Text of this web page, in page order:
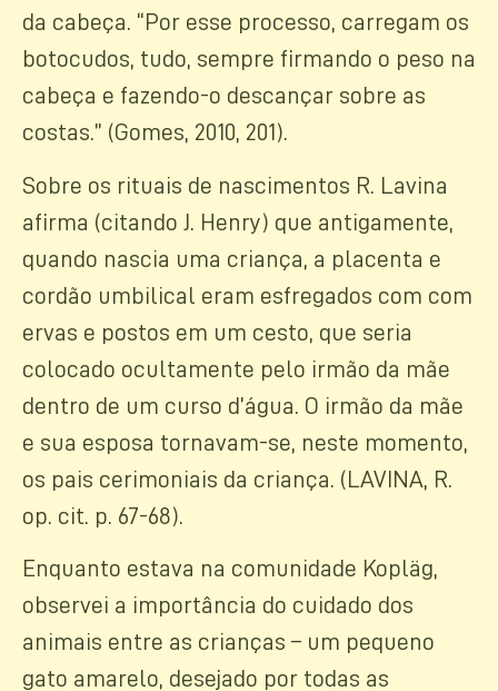
da cabeça. “Por esse processo, carregam os
botocudos, tudo, sempre firmando o peso na
cabeça e fazendo-o descançar sobre as
costas.” (Gomes, 2010, 201).
Sobre os rituais de nascimentos R. Lavina
afirma (citando J. Henry) que antigamente,
quando nascia uma criança, a placenta e
cordão umbilical eram esfregados com com
ervas e postos em um cesto, que seria
colocado ocultamente pelo irmão da mãe
dentro de um curso d’água. O irmão da mãe
e sua esposa tornavam-se, neste momento,
os pais cerimoniais da criança. (LAVINA, R.
op. cit. p. 67-68).
Enquanto estava na comunidade Kopläg,
observei a importância do cuidado dos
animais entre as crianças – um pequeno
gato amarelo, desejado por todas as